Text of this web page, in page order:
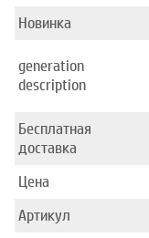
Новинка
generation
description
Бесплатная
доставка
Цена
Артикул